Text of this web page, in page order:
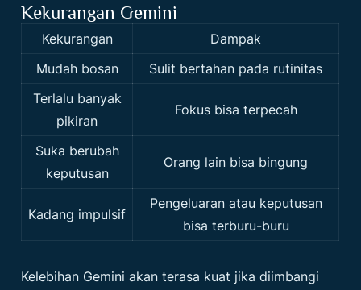
Kekurangan Gemini
Kekurangan
Dampak
Mudah bosan
Sulit bertahan pada rutinitas
Terlalu banyak
pikiran
Fokus bisa terpecah
Suka berubah
keputusan
Orang lain bisa bingung
Kadang impulsif
Pengeluaran atau keputusan
bisa terburu-buru
Kelebihan Gemini akan terasa kuat jika diimbangi